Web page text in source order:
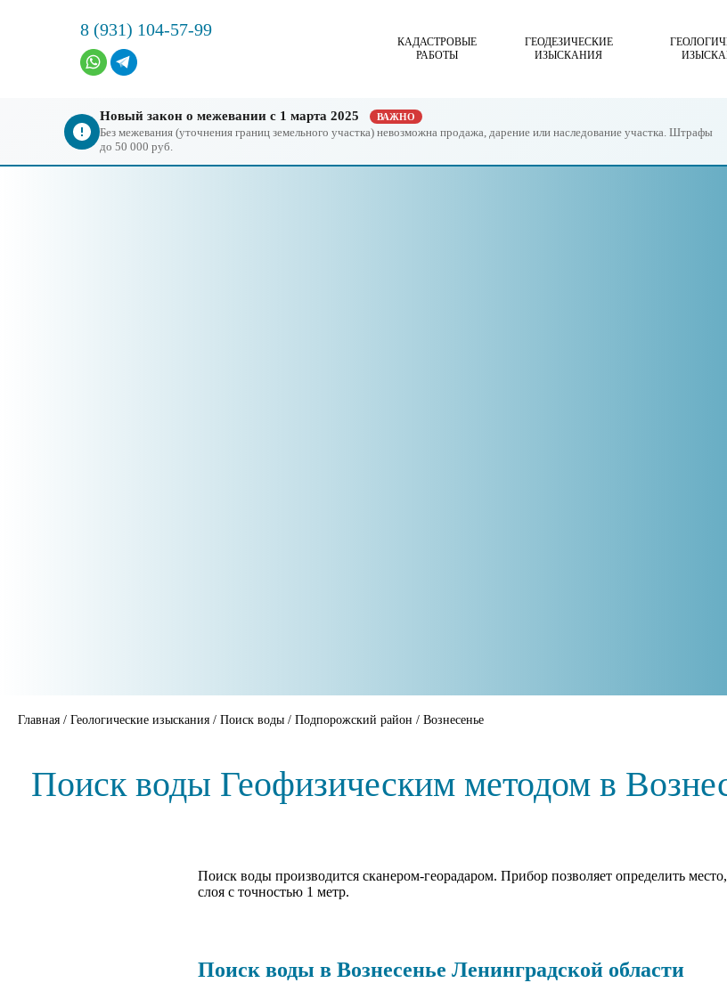
8 (931) 104-57-99
КАДАСТРОВЫЕ
РАБОТЫ
ГЕОДЕЗИЧЕСКИЕ
ИЗЫСКАНИЯ
Новый закон о межевании с 1 марта 2025 ВАЖНО
Без межевания (уточнения границ земельного участка) невозможна продажа, дарение или наследование участка. Штрафы
до 50 000 руб.
Главная / Геологические изыскания / Поиск воды / Подпорожский район / Вознесенье
Поиск воды Геофизическим методом в
Поиск воды производится сканером-георадаром. Прибор позволяет определить
слоя с точностью 1 метр.
Поиск воды в Вознесенье Ленинградской области